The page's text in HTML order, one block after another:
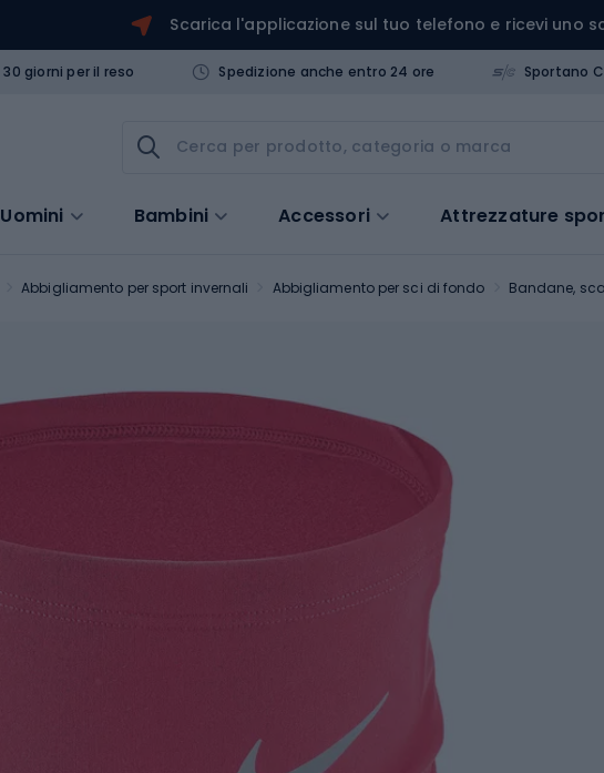
Scarica l'applicazione sul tuo telefono e ricevi uno
30 giorni per il reso Spedizione anche entro 24 ore Sportano
Uomini Bambini Accessori Attrezzature
Abbigliamento per sport invernali Abbigliamento per sci di fondo Bandane,